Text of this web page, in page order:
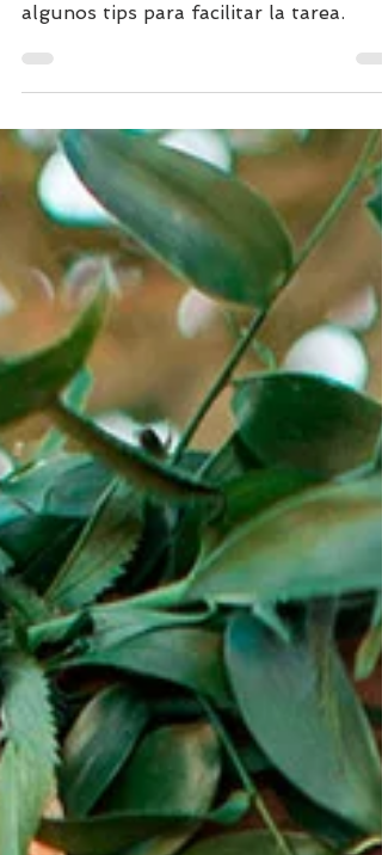
El reparto de recordatorios puede ser
algunos tips para facilitar la tarea.